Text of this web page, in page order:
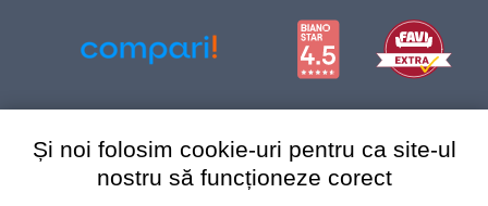
Și noi folosim cookie-uri pentru ca site-ul
nostru să funcționeze corect